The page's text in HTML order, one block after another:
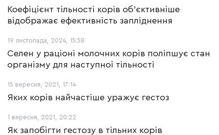
Коефіцієнт тільності корів об’єктивніше
відображає ефективність запліднення
19 листопада, 2024, 15:58
Селен у раціоні молочних корів поліпшує стан
організму для наступної тільності
15 вересня, 2021, 17:14
Яких корів найчастіше уражує гестоз
1 вересня, 2021, 20:22
Як запобігти гестозу в тільних корів